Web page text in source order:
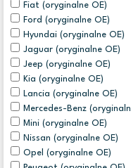
Fiat (oryginalne OE)
Ford (oryginalne OE)
Hyundai (oryginalne OE)
Jaguar (oryginalne OE)
Jeep (oryginalne OE)
Kia (oryginalne OE)
Lancia (oryginalne OE)
Mercedes-Benz
Mini (oryginalne OE)
Nissan (oryginalne OE)
Opel (oryginalne OE)